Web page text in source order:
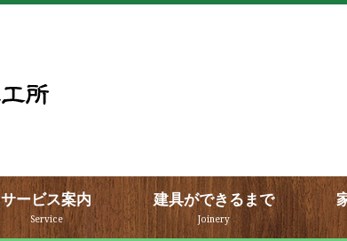
サービス案内
Service
建具ができるまで
Joinery